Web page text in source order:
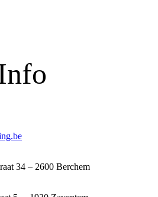
34 – 2600 Berchem